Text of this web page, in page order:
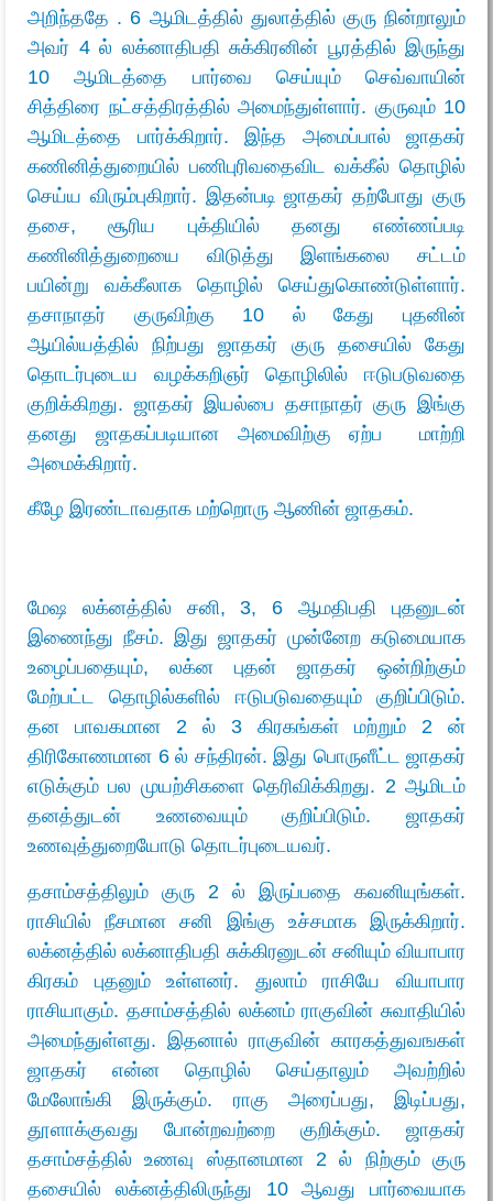
அறிந்ததே . 6 ஆமிடத்தில் துலாத்தில் குரு நின்றாலும்
அவர் 4 ல் லக்னாதிபதி சுக்கிரனின் பூரத்தில் இருந்து
10 ஆமிடத்தை பார்வை செய்யும் செவ்வாயின்
சித்திரை நட்சத்திரத்தில் அமைந்துள்ளார். குருவும் 10
ஆமிடத்தை பார்க்கிறார். இந்த அமைப்பால் ஜாதகர்
கணினித்துறையில் பணிபுரிவதைவிட வக்கீல் தொழில்
செய்ய விரும்புகிறார். இதன்படி ஜாதகர் தற்போது குரு
தசை, சூரிய புக்தியில் தனது எண்ணப்படி
கணினித்துறையை விடுத்து இளங்கலை சட்டம்
பயின்று வக்கீலாக தொழில் செய்துகொண்டுள்ளார்.
தசாநாதர் குருவிற்கு 10 ல் கேது புதனின்
ஆயில்யத்தில் நிற்பது ஜாதகர் குரு தசையில் கேது
தொடர்புடைய வழக்கறிஞர் தொழிலில் ஈடுபடுவதை
குறிக்கிறது. ஜாதகர் இயல்பை தசாநாதர் குரு இங்கு
தனது ஜாதகப்படியான அமைவிற்கு ஏற்ப மாற்றி
அமைக்கிறார்.
கீழே இரண்டாவதாக மற்றொரு ஆணின் ஜாதகம்.
மேஷ லக்னத்தில் சனி, 3, 6 ஆமதிபதி புதனுடன்
இணைந்து நீசம். இது ஜாதகர் முன்னேற கடுமையாக
உழைப்பதையும், லக்ன புதன் ஜாதகர் ஒன்றிற்கும்
மேற்பட்ட தொழில்களில் ஈடுபடுவதையும் குறிப்பிடும்.
தன பாவகமான 2 ல் 3 கிரகங்கள் மற்றும் 2 ன்
திரிகோணமான 6 ல் சந்திரன். இது பொருளீட்ட ஜாதகர்
எடுக்கும் பல முயற்சிகளை தெரிவிக்கிறது. 2 ஆமிடம்
தனத்துடன் உணவையும் குறிப்பிடும். ஜாதகர்
உணவுத்துறையோடு தொடர்புடையவர்.
தசாம்சத்திலும் குரு 2 ல் இருப்பதை கவனியுங்கள்.
ராசியில் நீசமான சனி இங்கு உச்சமாக இருக்கிறார்.
லக்னத்தில் லக்னாதிபதி சுக்கிரனுடன் சனியும் வியாபார
கிரகம் புதனும் உள்ளனர். துலாம் ராசியே வியாபார
ராசியாகும். தசாம்சத்தில் லக்னம் ராகுவின் சுவாதியில்
அமைந்துள்ளது. இதனால் ராகுவின் காரகத்துவஙகள்
ஜாதகர் என்ன தொழில் செய்தாலும் அவற்றில்
மேலோங்கி இருக்கும். ராகு அரைப்பது, இடிப்பது,
தூளாக்குவது போன்றவற்றை குறிக்கும். ஜாதகர்
தசாம்சத்தில் உணவு ஸ்தானமான 2 ல் நிற்கும் குரு
தசையில் லக்னத்திலிருந்து 10 ஆவது பார்வையாக